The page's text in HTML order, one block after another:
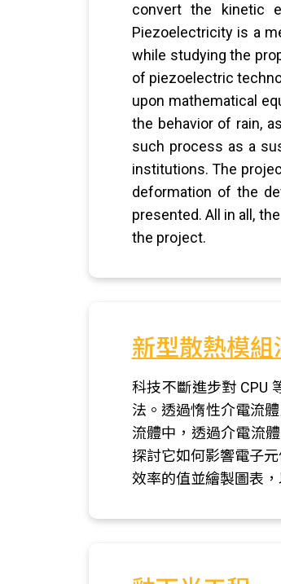
convert the kinetic
Piezoelectricity is a
while studying the
of piezoelectric
upon mathematical
the behavior of rain,
such process as a
institutions. The
deformation of the
presented. All in all,
the project.
新型散熱模組
科技不斷進步對 CPU
法。透過惰性介電流
流體中，透過介電流
探討它如何影響電子
效率的值並繪製圖表